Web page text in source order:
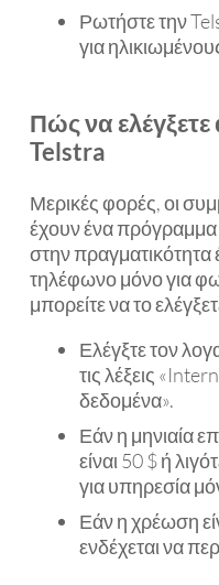
Ρωτήστε την
για
Πώς να
Telstra
Μερικές φορές, οι
έχουν ένα
στην
τηλέφωνο μόνο για
μπορείτε να το
Ελέγξτε τον
τις λέξεις
δεδομένα».
Εάν η μηνιαία
είναι 50 $ ή
για υπηρεσία
Εάν η χρέωση
ενδέχεται να